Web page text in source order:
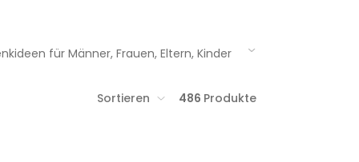
für Männer, Frauen, Eltern, Kinder
Sortieren 486 Produkte